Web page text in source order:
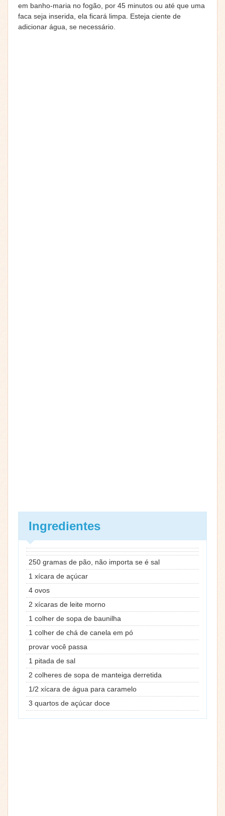
em banho-maria no fogão, por 45 minutos ou até que uma
faca seja inserida, ela ficará limpa. Esteja ciente de
adicionar água, se necessário.
Ingredientes
250 gramas de pão, não importa se é sal
1 xícara de açúcar
4 ovos
2 xícaras de leite morno
1 colher de sopa de baunilha
1 colher de chá de canela em pó
provar você passa
1 pitada de sal
2 colheres de sopa de manteiga derretida
1/2 xícara de água para caramelo
3 quartos de açúcar doce